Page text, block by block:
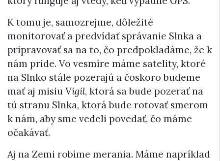
K tomu je, samozrejme, dôležité
monitorovať a predvídať správanie Slnka a
pripravovať sa na to, čo predpokladáme, že k
nám príde. Vo vesmíre máme satelity, ktoré
na Slnko stále pozerajú a čoskoro budeme
mať aj misiu Vigil, ktorá sa bude pozerať na
tú stranu Slnka, ktorá bude rotovať smerom
k nám, aby sme vedeli povedať, čo máme
očakávať.
Aj na Zemi robíme merania. Máme napríklad